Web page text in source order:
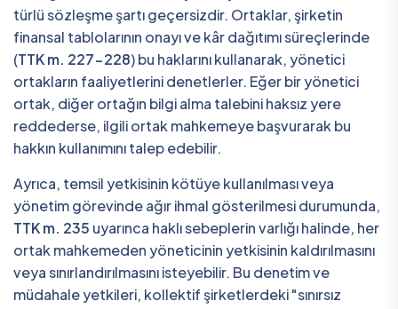
türlü sözleşme şartı geçersizdir. Ortaklar, şirketin
finansal tablolarının onayı ve kâr dağıtımı süreçlerinde
(TTK m. 227-228) bu haklarını kullanarak, yönetici
ortakların faaliyetlerini denetlerler. Eğer bir yönetici
ortak, diğer ortağın bilgi alma talebini haksız yere
reddederse, ilgili ortak mahkemeye başvurarak bu
hakkın kullanımını talep edebilir.
Ayrıca, temsil yetkisinin kötüye kullanılması veya
yönetim görevinde ağır ihmal gösterilmesi durumunda,
TTK m. 235 uyarınca haklı sebeplerin varlığı halinde, her
ortak mahkemeden yöneticinin yetkisinin kaldırılmasını
veya sınırlandırılmasını isteyebilir. Bu denetim ve
müdahale yetkileri, kollektif şirketlerdeki "sınırsız